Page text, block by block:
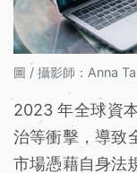
圖 / 攝影師：Anna
2023 年全球資
治等衝擊，導致
市場憑藉自身法